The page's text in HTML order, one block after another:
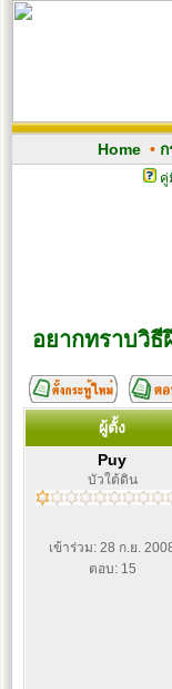
Home•
คู่
อยากทราบวิ
ผู้ตั้ง
Puy
บัวใต้ดิน
เข้าร่วม: 28 ก.ย.
ตอบ: 15